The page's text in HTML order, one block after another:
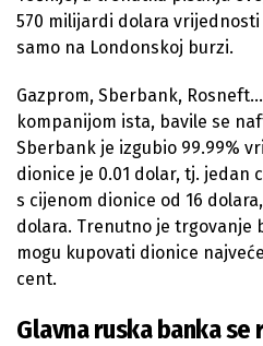
570 milijardi dolara
samo na Londonskoj burzi.
Gazprom, Sberbank,
kompanijom ista, bavile se
Sberbank je izgubio 99.99%
dionice je 0.01 dolar, tj. jedan
s cijenom dionice od 16
dolara. Trenutno je trgovanje
mogu kupovati dionice
cent.
Glavna ruska banka se